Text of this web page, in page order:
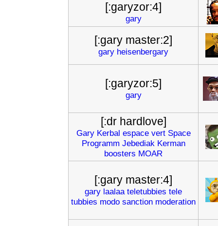
[:garyzor:4]
gary
[:gary master:2]
gary heisenbergary
[:garyzor:5]
gary
[:dr hardlove]
Gary Kerbal espace vert Space
Programm Jebediak Kerman
boosters MOAR
[:gary master:4]
gary laalaa teletubbies tele
tubbies modo sanction moderation